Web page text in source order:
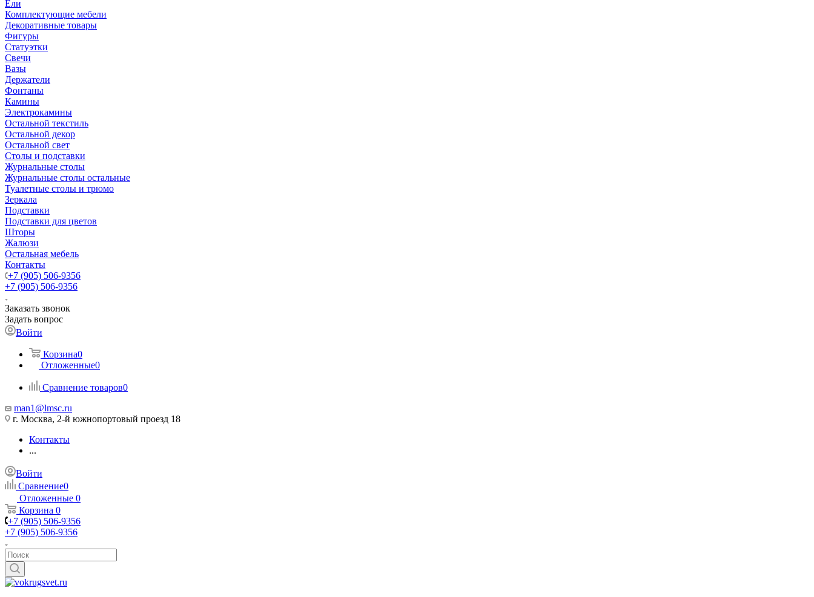
Ели
Комплектующие мебели
Декоративные товары
Фигуры
Статуэтки
Свечи
Вазы
Держатели
Фонтаны
Камины
Электрокамины
Остальной текстиль
Остальной декор
Остальной свет
Столы и подставки
Журнальные столы
Журнальные столы остальные
Туалетные столы и трюмо
Зеркала
Подставки
Подставки для цветов
Шторы
Жалюзи
Остальная мебель
Контакты
+7 (905) 506-9356
+7 (905) 506-9356
Заказать звонок
Задать вопрос
Войти
Корзина0
Отложенные0
Сравнение товаров0
man1@lmsc.ru
г. Москва, 2-й южнопортовый проезд 18
Контакты
...
Войти
Сравнение0
Отложенные 0
Корзина 0
+7 (905) 506-9356
+7 (905) 506-9356